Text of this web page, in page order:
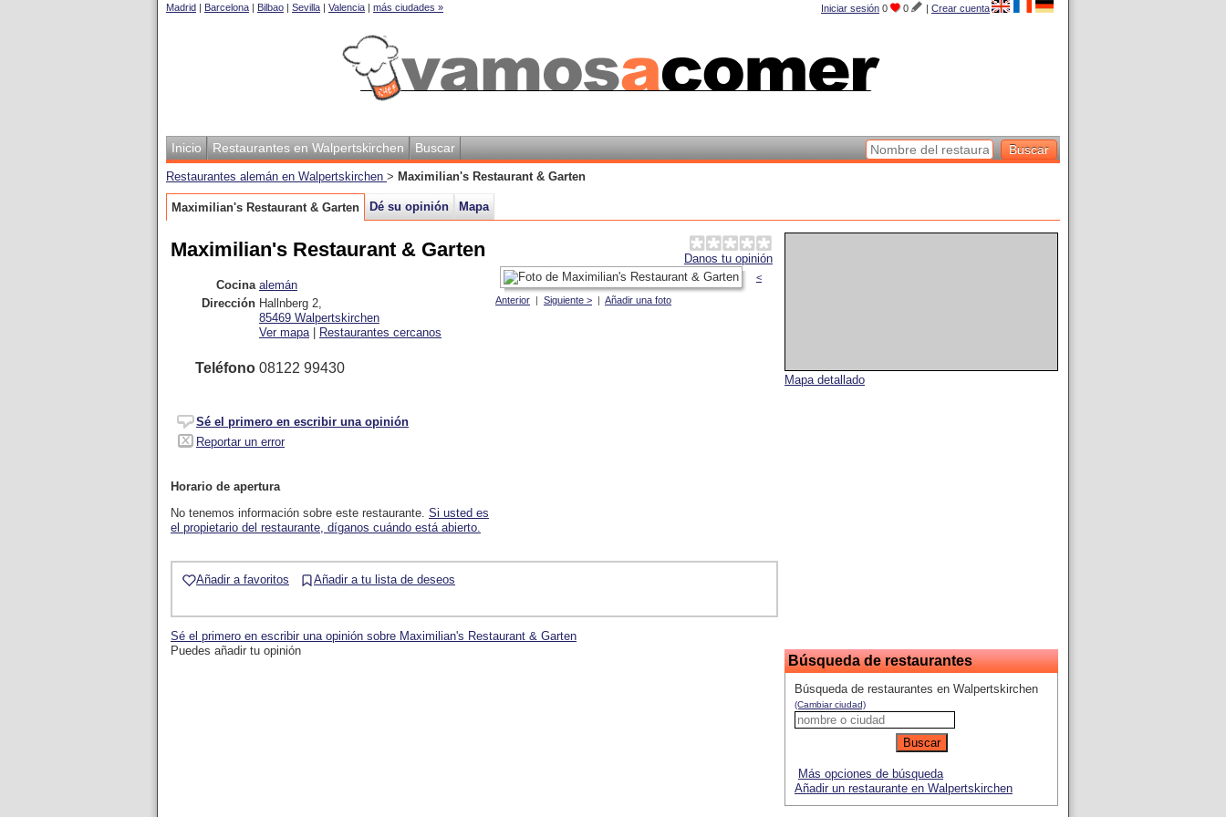
Iniciar sesión 0 0 | Crear cuenta
Madrid | Barcelona | Bilbao | Sevilla | Valencia | más ciudades »
Inicio Restaurantes en Walpertskirchen Buscar
Restaurantes alemán en Walpertskirchen > Maximilian's Restaurant & Garten
Maximilian's Restaurant & Garten Dé su opinión Mapa
Mapa detallado
Búsqueda de restaurantes
Búsqueda de restaurantes en Walpertskirchen
(Cambiar ciudad)
Más opciones de búsqueda
Añadir un restaurante en Walpertskirchen
Danos tu opinión
Maximilian's Restaurant & Garten
<
Anterior | Siguiente > | Añadir una foto
Cocina alemán
Dirección Hallnberg 2,
85469 Walpertskirchen
Ver mapa| Restaurantes cercanos
Teléfono 08122 99430
Sé el primero en escribir una opinión
Reportar un error
Horario de apertura
No tenemos información sobre este restaurante. Si usted es
el propietario del restaurante, díganos cuándo está abierto.
Añadir a favoritos Añadir a tu lista de deseos
Sé el primero en escribir una opinión sobre Maximilian's Restaurant & Garten
Puedes añadir tu opinión